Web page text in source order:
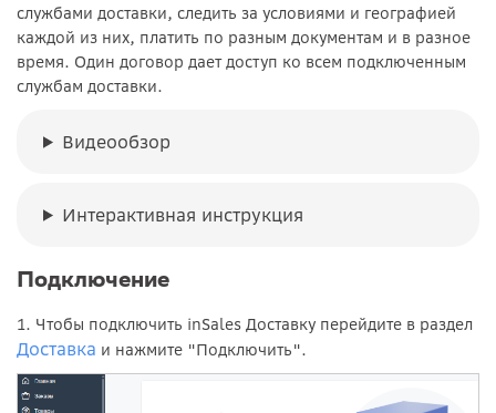
службами доставки, следить за условиями и географией
каждой из них, платить по разным документам и в разное
время. Один договор дает доступ ко всем подключенным
службам доставки.
Видеообзор
Интерактивная инструкция
Подключение
1. Чтобы подключить inSales Доставку перейдите в раздел
Доставка и нажмите "Подключить".